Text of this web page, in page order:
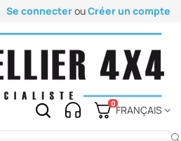
Se connecterouCréer un compte
0
FRANÇAIS